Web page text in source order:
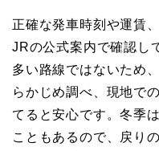
正確な発車時刻や運賃
JRの公式案内で確認し
多い路線ではないため
らかじめ調べ、現地で
てると安心です。冬季
こともあるので、戻り